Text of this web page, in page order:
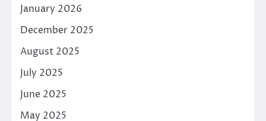
January 2026
December 2025
August 2025
July 2025
June 2025
May 2025